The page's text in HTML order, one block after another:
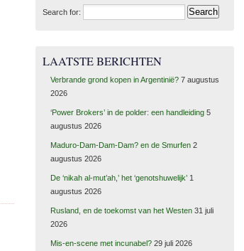
Search for:
LAATSTE BERICHTEN
Verbrande grond kopen in Argentinië? 7 augustus
2026
‘Power Brokers’ in de polder: een handleiding 5
augustus 2026
Maduro-Dam-Dam-Dam? en de Smurfen 2
augustus 2026
De ‘nikah al-mut’ah,’ het ‘genotshuwelijk’ 1
augustus 2026
Rusland, en de toekomst van het Westen 31 juli
2026
Mis-en-scene met incunabel? 29 juli 2026